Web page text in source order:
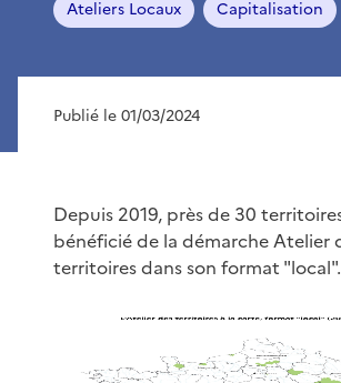
Ateliers Locaux Capitalisation
Publié le 01/03/2024
Depuis 2019, près de 30
bénéficié de la démarche Atelier
territoires dans son format "local".